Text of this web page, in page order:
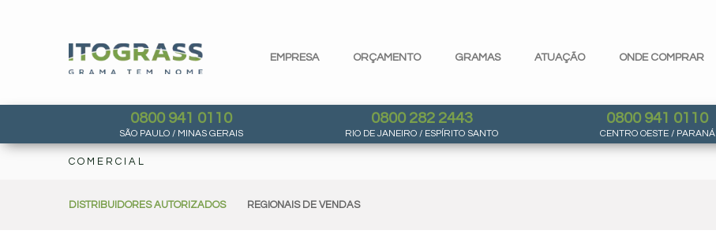
EMPRESA ORÇAMENTO GRAMAS ATUAÇÃO ONDE COMPRAR
0800 941 0110
SÃO PAULO / MINAS GERAIS
0800 282 2443
RIO DE JANEIRO / ESPÍRITO SANTO
0800 941 0110
CENTRO OESTE / PARANÁ
COMERCIAL
DISTRIBUIDORES AUTORIZADOS REGIONAIS DE VENDAS